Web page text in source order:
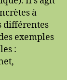
à
différentes
exemples
: